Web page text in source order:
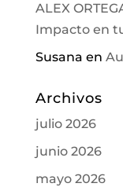
ALEX
Impacto en
Susana en
Archivos
julio 2026
junio 2026
mayo 2026